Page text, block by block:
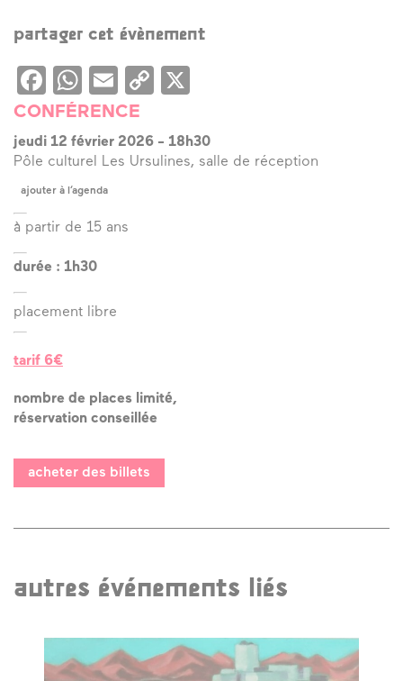
partager cet évènement
Facebook
WhatsApp
EmailCopy
CONFÉRENCE
jeudi 12 février 2026 - 18h30
Pôle culturel Les Ursulines, salle de réception
ajouter à l’agenda
à partir de 15 ans
durée : 1h30
placement libre
tarif 6€
nombre de places limité,
réservation conseillée
acheter des billets
autres événements liés